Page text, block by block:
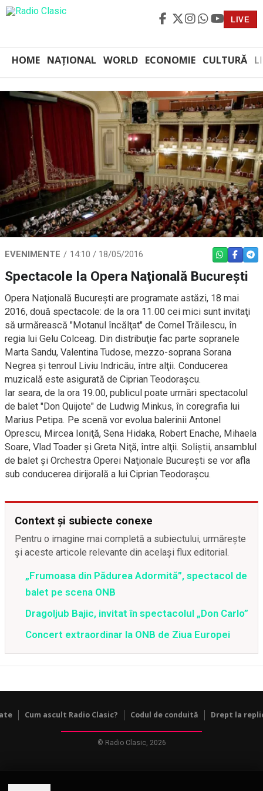
LIVE
HOME NAȚIONAL WORLD ECONOMIE CULTURĂ
EVENIMENTE 14:10 / 18/05/2016 WHATSAPP
Spectacole la Opera Naţională Bucureşti
Opera Naţională Bucureşti are programate astăzi, 18 mai
2016, două spectacole: de la ora 11.00 cei mici sunt invitaţi
să urmărească "Motanul încălţat" de Cornel Trăilescu, în
regia lui Gelu Colceag. Din distribuţie fac parte sopranele
Marta Sandu, Valentina Tudose, mezzo-soprana Sorana
Negrea şi tenroul Liviu Indricău, între alţii. Conducerea
muzicală este asigurată de Ciprian Teodoraşcu.
Iar seara, de la ora 19.00, publicul poate urmări spectacolul
de balet "Don Quijote" de Ludwig Minkus, în coregrafia lui
Marius Petipa. Pe scenă vor evolua balerinii Antonel
Oprescu, Mircea Ioniţă, Sena Hidaka, Robert Enache, Mihaela
Soare, Vlad Toader şi Greta Niţă, între alţii. Soliştii, ansamblul
de balet şi Orchestra Operei Naţionale Bucureşti se vor afla
sub conducerea dirijorală a lui Ciprian Teodoraşcu.
Context și subiecte conexe
Pentru o imagine mai completă a subiectului, urmărește
și aceste articole relevante din același flux editorial.
„Frumoasa din Pădurea Adormită”, spectacol de
balet pe scena ONB
Dragoljub Bajic, invitat în spectacolul „Don Carlo”
Concert extraordinar la ONB de Ziua Europei
Cum ascult Radio Clasic? Codul de conduită Drept la
© Radio Clasic, 2026